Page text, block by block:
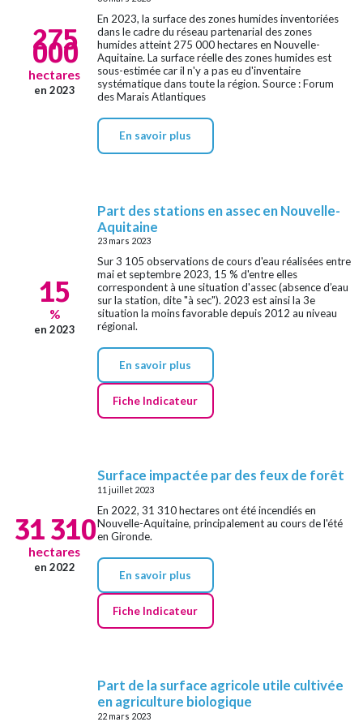
275
000
hectares
en 2023
En 2023, la surface des zones humides inventoriées
dans le cadre du réseau partenarial des zones
humides atteint 275 000 hectares en Nouvelle-
Aquitaine. La surface réelle des zones humides est
sous-estimée car il n'y a pas eu d'inventaire
systématique dans toute la région. Source : Forum
des Marais Atlantiques
En savoir plus
15
%
en 2023
Part des stations en assec en Nouvelle-
Aquitaine
23 mars 2023
Sur 3 105 observations de cours d'eau réalisées entre
mai et septembre 2023, 15 % d'entre elles
correspondent à une situation d'assec (absence d’eau
sur la station, dite "à sec"). 2023 est ainsi la 3e
situation la moins favorable depuis 2012 au niveau
régional.
En savoir plus
Fiche Indicateur
31 310
hectares
en 2022
Surface impactée par des feux de forêt
11 juillet 2023
En 2022, 31 310 hectares ont été incendiés en
Nouvelle-Aquitaine, principalement au cours de l'été
en Gironde.
En savoir plus
Fiche Indicateur
Part de la surface agricole utile cultivée
en agriculture biologique
22 mars 2023